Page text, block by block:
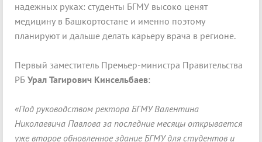
надежных руках: студенты БГМУ высоко ценят
медицину в Башкортостане и именно поэтому
планируют и дальше делать карьеру врача в регионе.
Первый заместитель Премьер-министра Правительства
РБ Урал Тагирович Кинсельбаев:
«Под руководством ректора БГМУ Валентина
Николаевича Павлова за последние месяцы открывается
уже второе обновленное здание БГМУ для студентов и